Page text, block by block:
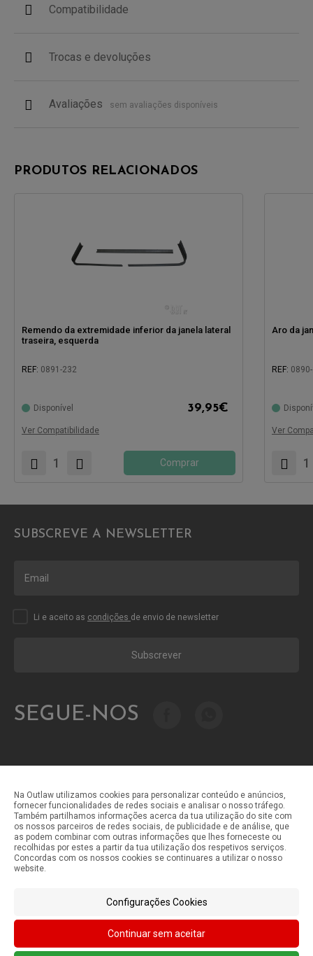
Compatibilidade
Trocas e devoluções
Avaliações sem avaliações disponíveis
PRODUTOS RELACIONADOS
Remendo da extremidade inferior da janela lateral
traseira, esquerda
REF: 0891-232
Disponível 39,95€
Ver Compatibilidade
Comprar
Aro da
REF:
Ver
SUBSCREVE A NEWSLETTER
Subscrever
Li e aceito as condições de envio de newsletter
SEGUE-NOS
Métodos de pagamento
Métodos de envio
©Outlaw Parts 2024 . Todos os direitos reservados.
Na Outlaw utilizamos cookies para personalizar conteúdo e anúncios,
fornecer funcionalidades de redes sociais e analisar o nosso tráfego.
Também partilhamos informações acerca da tua utilização do site com
os nossos parceiros de redes sociais, de publicidade e de análise, que
as podem combinar com outras informações que lhes forneceste ou
recolhidas por estes a partir da tua utilização dos respetivos serviços.
Concordas com os nossos cookies se continuares a utilizar o nosso
website.
Configurações Cookies
Continuar sem aceitar